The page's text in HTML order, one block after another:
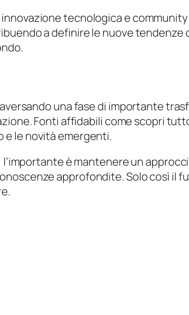
tecnologica e
a definire le nuove
una fase di importante
Fonti affidabili come scopri
e le novità emergenti.
è mantenere un
approfondite. Solo così il